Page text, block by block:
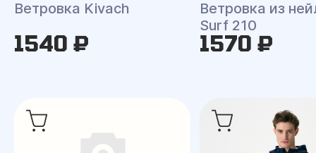
Ветровка Kivach
1540 ₽
Ветровка из
Surf 210
1570 ₽